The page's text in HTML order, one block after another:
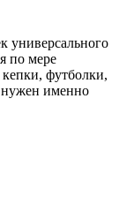
универсального
по мере
футболки,
именно